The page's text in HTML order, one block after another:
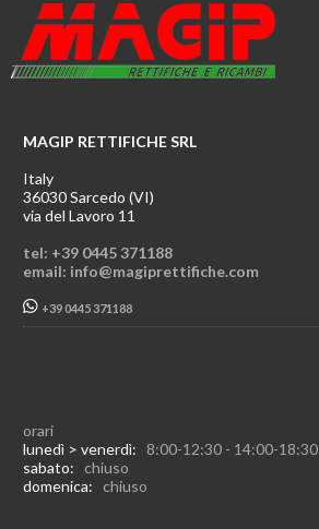
MAGIP RETTIFICHE SRL
Italy
36030 Sarcedo (VI)
via del Lavoro 11
tel: +39 0445 371188
email: info@magiprettifiche.com
+39 0445 371188
orari
lunedì > venerdì: 8:00-12:30 - 14:00-18:30
sabato: chiuso
domenica: chiuso